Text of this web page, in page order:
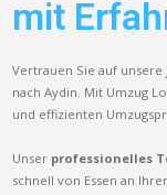
mit
Vertrauen Sie auf unsere
nach Aydin. Mit Umzug
und effizienten
Unser professionelles
schnell von Essen an